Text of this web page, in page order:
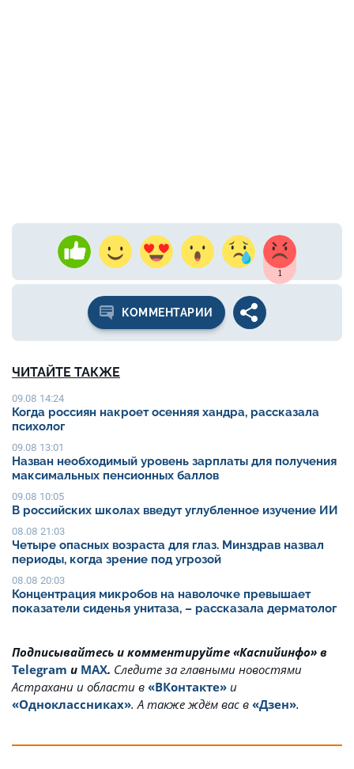
1
КОММЕНТАРИИ
ЧИТАЙТЕ ТАКЖЕ
09.08 14:24
Когда россиян накроет осенняя хандра, рассказала
психолог
09.08 13:01
Назван необходимый уровень зарплаты для получения
максимальных пенсионных баллов
09.08 10:05
В российских школах введут углубленное изучение ИИ
08.08 21:03
Четыре опасных возраста для глаз. Минздрав назвал
периоды, когда зрение под угрозой
08.08 20:03
Концентрация микробов на наволочке превышает
показатели сиденья унитаза, – рассказала дерматолог
Подписывайтесь и комментируйте «Каспийинфо» в
Telegram и MAX. Cледите за главными новостями
Астрахани и области в «ВКонтакте» и
«Одноклассниках». А также ждём вас в «Дзен».